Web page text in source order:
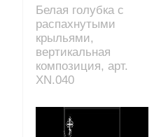
Белая голубка с
распахнутыми
крыльями,
вертикальная
композиция, арт.
XN.040